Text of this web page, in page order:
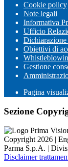
Cookie policy
Note legali
Informativa
Ufficio
Obiettivi di
Gestione
Pagina
Sezione
Copyright 2026 |
Parma S.p.A. |
Disclaimer